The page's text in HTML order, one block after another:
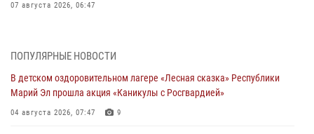
07 августа 2026, 06:47
Всероссийском семинаре в Нижнем Новгороде (видео)
07 августа 2026, 06:25 8 1
Команда «Росгвардия» принимает участие в военно-спортивном
ПОПУЛЯРНЫЕ НОВОСТИ
В детском оздоровительном лагере «Лесная сказка» Республики
Марий Эл прошла акция «Каникулы с Росгвардией»
04 августа 2026, 07:47 9